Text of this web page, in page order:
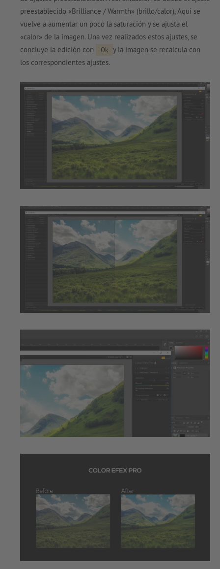
preestablecido «Brilliance / Warmth» (brillo/calor), Aquí se
vuelve a aumentar un poco la saturación y se ajusta el
«calor» de la imagen. Una vez realizados estos ajustes, se
concluye la edición con
Ok
y la imagen se recalcula con
los correspondientes ajustes.